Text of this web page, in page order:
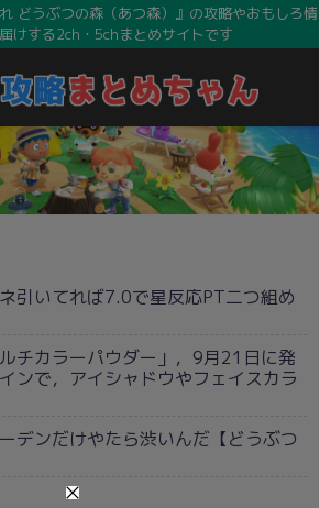
どうぶつの森（あつ森）』の攻略やおもしろ情
けする2ch・5chまとめサイトです
引いてれば7.0で星反応PT二つ組め
チカラーパウダー」，9月21日に発
ンで，アイシャドウやフェイスカラ
デンだけやたら渋いんだ【どうぶつ